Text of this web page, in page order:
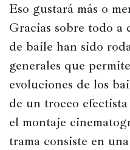
Eso gustará más o
Gracias sobre todo a
de baile han sido
generales que
evoluciones de los
de un troceo
el montaje
trama consiste en